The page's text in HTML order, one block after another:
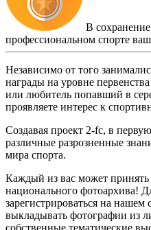
В
профессиональном спорте
Независимо от того
награды на уровне
или любитель попавший в
проявляете интерес к
Создавая проект 2-fc, в
различные разрозненные
мира спорта.
Каждый из вас может принять
национального фотоархива!
зарегистрироваться на
выкладывать фотографии из
собственные тематические